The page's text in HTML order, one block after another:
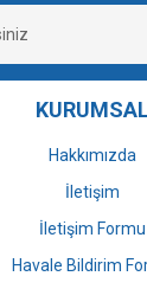
bozuk veya
eksik bilgiler
hatalar bulunuyor.
sitelerden daha
KURUMSAL
Hakkımızda
İletişim
İletişim Formu
Havale Bildirim